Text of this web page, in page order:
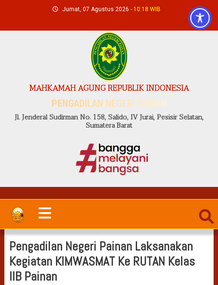
content
Jumat, 07 Agustus 2026 - 10:18 WIB
MAHKAMAH AGUNG REPUBLIK INDONESIA
PENGADILAN NEGERI PAINAN
Jl. Jenderal Sudirman No. 158, Salido, IV Jurai, Pesisir Selatan,
Sumatera Barat
Pengadilan Negeri Painan Laksanakan
Kegiatan KIMWASMAT Ke RUTAN Kelas
IIB Painan